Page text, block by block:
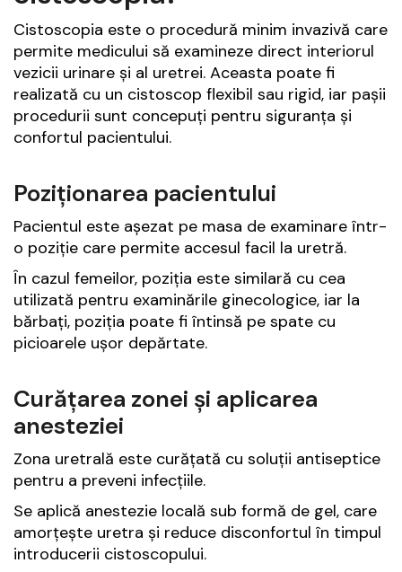
Cistoscopia este o procedură minim invazivă care
permite medicului să examineze direct interiorul
vezicii urinare și al uretrei. Aceasta poate fi
realizată cu un cistoscop flexibil sau rigid, iar pașii
procedurii sunt concepuți pentru siguranța și
confortul pacientului.
Poziționarea pacientului
Pacientul este așezat pe masa de examinare într-
o poziție care permite accesul facil la uretră.
În cazul femeilor, poziția este similară cu cea
utilizată pentru examinările ginecologice, iar la
bărbați, poziția poate fi întinsă pe spate cu
picioarele ușor depărtate.
Curățarea zonei și aplicarea
anesteziei
Zona uretrală este curățată cu soluții antiseptice
pentru a preveni infecțiile.
Se aplică anestezie locală sub formă de gel, care
amorțește uretra și reduce disconfortul în timpul
introducerii cistoscopului.